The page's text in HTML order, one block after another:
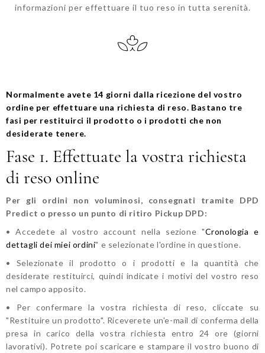
informazioni per effettuare il tuo reso in tutta serenità.
Normalmente avete 14 giorni dalla ricezione del vostro
ordine per effettuare una richiesta di reso. Bastano tre
fasi per restituirci il prodotto o i prodotti che non
desiderate tenere.
Fase 1. Effettuate la vostra richiesta
di reso online
Per gli ordini non voluminosi, consegnati tramite DPD
Predict o presso un punto di ritiro Pickup DPD:
• Accedete al vostro account nella sezione "Cronologia e
dettagli dei miei ordini" e selezionate l'ordine in questione.
• Selezionate il prodotto o i prodotti e la quantità che
desiderate restituirci, quindi indicate i motivi del vostro reso
nel campo apposito.
• Per confermare la vostra richiesta di reso, cliccate su
"Restituire un prodotto". Riceverete un'e-mail di conferma della
presa in carico della vostra richiesta entro 24 ore (giorni
lavorativi). Potrete poi scaricare e stampare il vostro buono di